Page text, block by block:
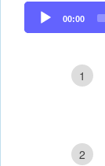
Audio
Player
00:00
1
2